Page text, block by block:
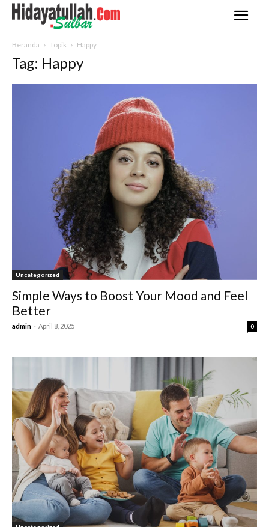
Beranda Topik Happy
Tag: Happy
Uncategorized
Simple Ways to Boost Your Mood and Feel
Better
admin - April 8, 2025 0